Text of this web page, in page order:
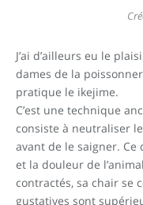
J’ai d’ailleurs eu le
dames de la
pratique le ikejime.
C’est une technique
consiste à neutraliser
avant de le saigner.
et la douleur de
contractés, sa chair se
gustatives sont